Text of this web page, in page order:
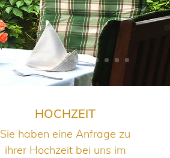
HOCHZEIT
Sie haben eine Anfrage zu
ihrer Hochzeit bei uns im